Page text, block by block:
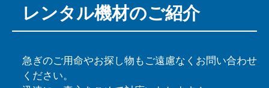
レンタル機材のご紹介
急ぎのご用命やお探し物もご遠慮なくお問い合わせ
ください。